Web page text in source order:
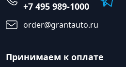
+7 495 989-1000
order@grantauto.ru
Принимаем к оплате